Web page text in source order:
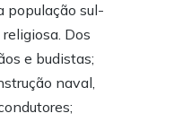
população sul-
Dos
e budistas;
naval,